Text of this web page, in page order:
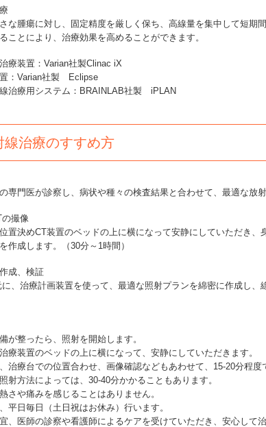
な腫瘍に対し、固定精度を厳しく保ち、高線量を集中して短期
ことにより、治療効果を高めることができます。
療装置：Varian社製Clinac iX
：Varian社製 Eclipse
治療用システム：BRAINLAB社製 iPLAN
線治療のすすめ方
専門医が診察し、病状や種々の検査結果と合わせて、最適な放
撮像
置決めCT装置のベッドの上に横になって安静にしていただき、
作成します。（30分～1時間）
成、検証
、治療計画装置を使って、最適な照射プランを綿密に作成し、
が整ったら、照射を開始します。
療装置のベッドの上に横になって、安静にしていただきます。
治療台での位置合わせ、画像確認などもあわせて、15-20分程度
射方法によっては、30-40分かかることもあります。
さや痛みを感じることはありません。
平日毎日（土日祝はお休み）行います。
、医師の診察や看護師によるケアを受けていただき、安心して